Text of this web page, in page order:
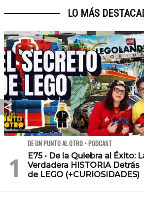
LO MÁS
DE UN PUNTO AL OTRO • PODCAST
E75 • De la Quiebra al Éxito:
Verdadera HISTORIA Detrás
de LEGO (+CURIOSIDADES)